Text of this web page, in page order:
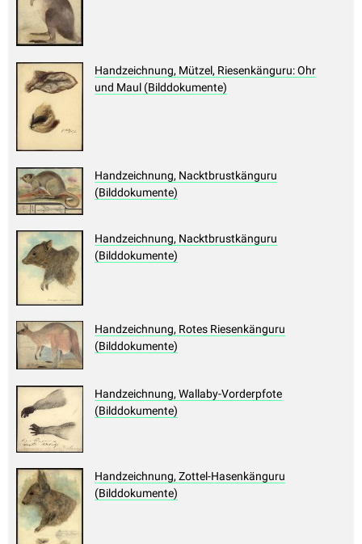
Handzeichnung, Mützel, Riesenkänguru: Ohr
und Maul (Bilddokumente)
Handzeichnung, Nacktbrustkänguru
(Bilddokumente)
Handzeichnung, Nacktbrustkänguru
(Bilddokumente)
Handzeichnung, Rotes Riesenkänguru
(Bilddokumente)
Handzeichnung, Wallaby-Vorderpfote
(Bilddokumente)
Handzeichnung, Zottel-Hasenkänguru
(Bilddokumente)